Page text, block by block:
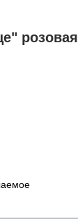
розовая